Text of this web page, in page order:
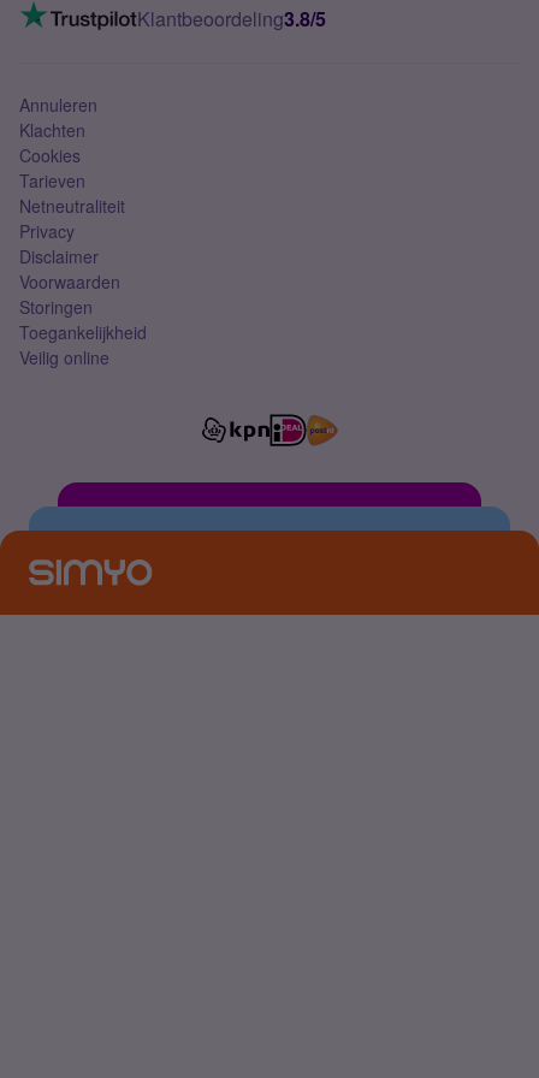
Mobiel abonnement
VoLTE 4G bellenKlantbeoordeling3.8/5
Annuleren
Klachten
Cookies
Tarieven
Netneutraliteit
Privacy
Disclaimer
Voorwaarden
Storingen
Toegankelijkheid
Veilig online